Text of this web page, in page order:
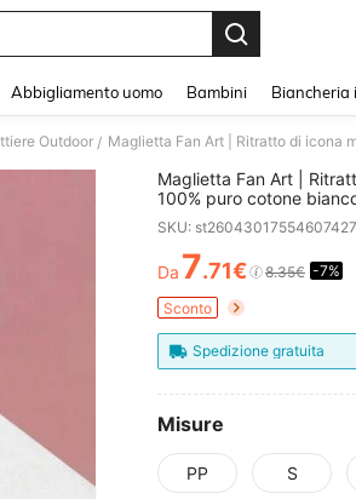
Abbigliamento uomo Bambini Biancheria
Outdoor /
Maglietta Fan Art |
100% puro cotone
cotone bianco T-shirt
SKU:
PRICE
Da 7.71€ 8.35€ -7%
Sconto
Spedizione gratuita
Misure
PP S